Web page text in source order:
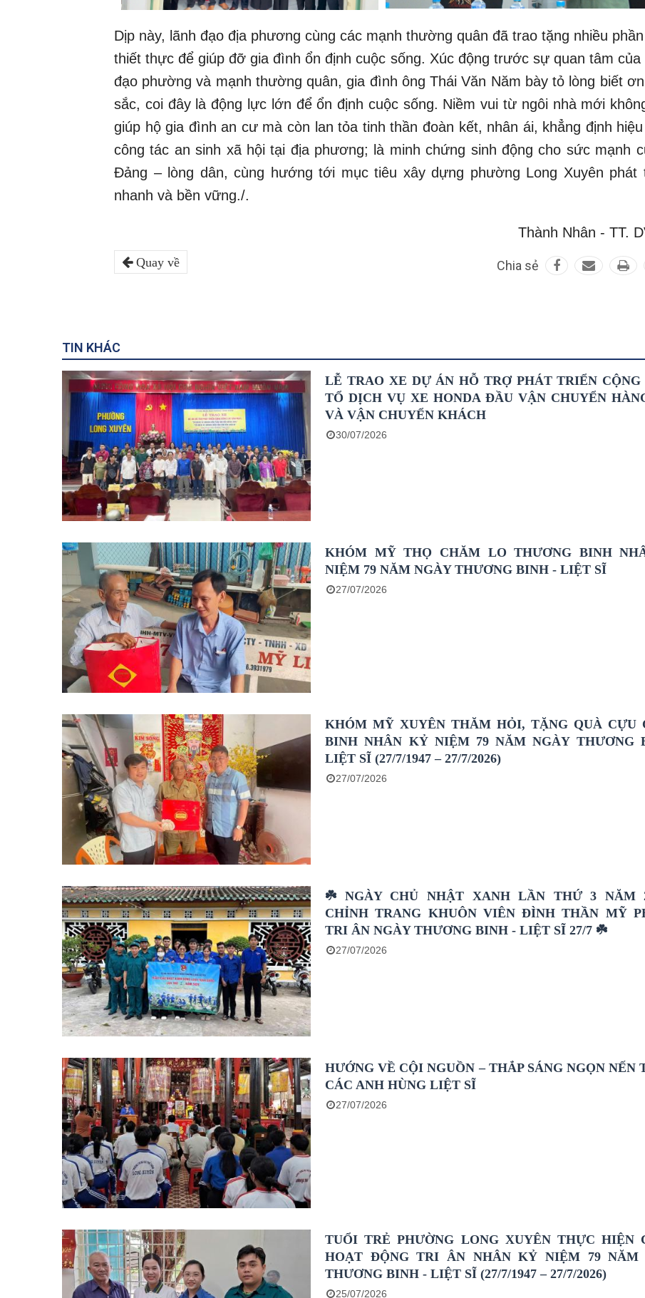
Dịp này, lãnh đạo địa phương cùng các mạnh thường quân đã trao tặng nhiều
thiết thực để giúp đỡ gia đình ổn định cuộc sống. Xúc động trước sự quan tâm của
đạo phường và mạnh thường quân, gia đình ông Thái Văn Năm bày tỏ lòng biết
sắc, coi đây là động lực lớn để ổn định cuộc sống. Niềm vui từ ngôi nhà mới
giúp hộ gia đình an cư mà còn lan tỏa tinh thần đoàn kết, nhân ái, khẳng định
công tác an sinh xã hội tại địa phương; là minh chứng sinh động cho sức mạnh
Đảng – lòng dân, cùng hướng tới mục tiêu xây dựng phường Long Xuyên phát
nhanh và bền vững./.
Thành Nhân - TT.
Quay về Chia sẻ
TIN KHÁC
LỄ TRAO XE DỰ ÁN HỖ TRỢ PHÁT TRIỂN CỘNG
TỔ DỊCH VỤ XE HONDA ĐẦU VẬN CHUYỂN
VÀ VẬN CHUYỂN KHÁCH
30/07/2026
KHÓM MỸ THỌ CHĂM LO THƯƠNG BINH
NIỆM 79 NĂM NGÀY THƯƠNG BINH - LIỆT SĨ
27/07/2026
KHÓM MỸ XUYÊN THĂM HỎI, TẶNG QUÀ CỰU
BINH NHÂN KỶ NIỆM 79 NĂM NGÀY THƯƠNG
LIỆT SĨ (27/7/1947 – 27/7/2026)
27/07/2026
☘️ NGÀY CHỦ NHẬT XANH LẦN THỨ 3 NĂM
CHỈNH TRANG KHUÔN VIÊN ĐÌNH THẦN MỸ
TRI ÂN NGÀY THƯƠNG BINH - LIỆT SĨ 27/7 ☘️
27/07/2026
HƯỚNG VỀ CỘI NGUỒN – THẮP SÁNG NGỌN NẾN
CÁC ANH HÙNG LIỆT SĨ
27/07/2026
TUỔI TRẺ PHƯỜNG LONG XUYÊN THỰC HIỆN
HOẠT ĐỘNG TRI ÂN NHÂN KỶ NIỆM 79 NĂM
THƯƠNG BINH - LIỆT SĨ (27/7/1947 – 27/7/2026)
25/07/2026